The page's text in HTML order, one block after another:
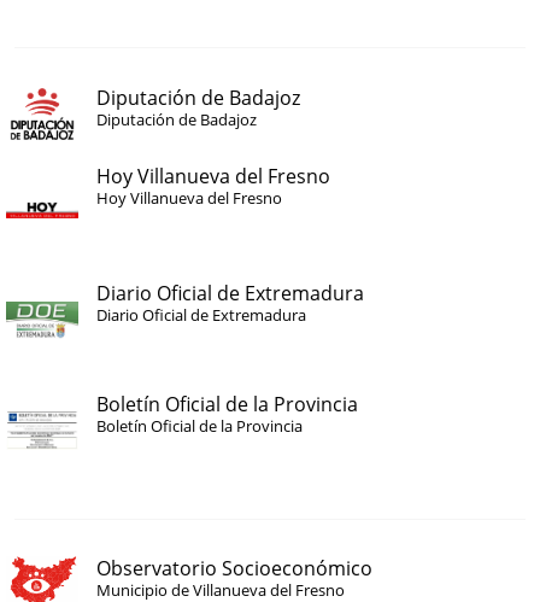
Diputación de Badajoz
Diputación de Badajoz
Hoy Villanueva del Fresno
Hoy Villanueva del Fresno
Diario Oficial de Extremadura
Diario Oficial de Extremadura
Boletín Oficial de la Provincia
Boletín Oficial de la Provincia
Observatorio Socioeconómico
Municipio de Villanueva del Fresno